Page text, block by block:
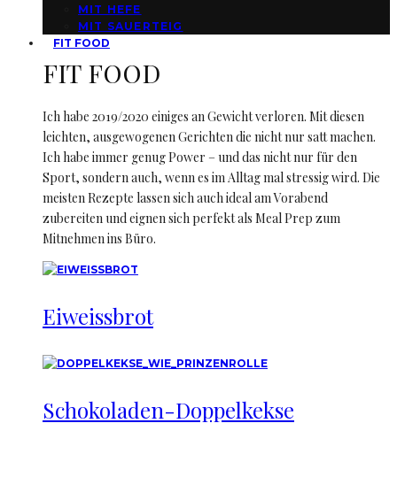
MIT HEFE
MIT SAUERTEIG
FIT FOOD
FIT FOOD
Ich habe 2019/2020 einiges an Gewicht verloren. Mit diesen
leichten, ausgewogenen Gerichten die nicht nur satt machen.
Ich habe immer genug Power – und das nicht nur für den
Sport, sondern auch, wenn es im Alltag mal stressig wird. Die
meisten Rezepte lassen sich auch ideal am Vorabend
zubereiten und eignen sich perfekt als Meal Prep zum
Mitnehmen ins Büro.
Eiweissbrot
Schokoladen-Doppelkekse